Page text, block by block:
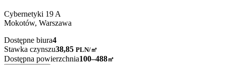
Cybernetyki 19 A
Mokotów, Warszawa
Dostępne biura4
Stawka czynszu38,85 PLN/㎡
Dostępna powierzchnia100–488㎡